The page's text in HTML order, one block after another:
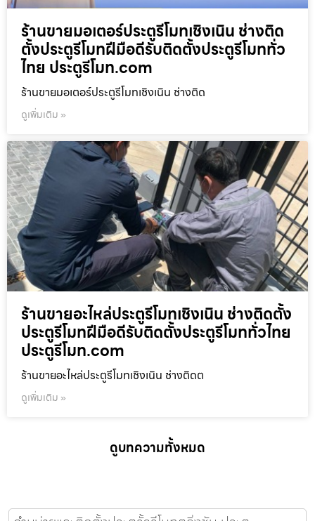
ร้านขายมอเตอร์ประตูรีโมทเชิงเนิน ช่างติด
ตั้งประตูรีโมทฝีมือดีรับติดตั้งประตูรีโมททั่ว
ไทย ประตูรีโมท.com
ร้านขายมอเตอร์ประตูรีโมทเชิงเนิน ช่างติด
ดูเพิ่มเติม »
ร้านขายอะไหล่ประตูรีโมทเชิงเนิน ช่างติดตั้ง
ประตูรีโมทฝีมือดีรับติดตั้งประตูรีโมททั่วไทย
ประตูรีโมท.com
ร้านขายอะไหล่ประตูรีโมทเชิงเนิน ช่างติดต
ดูเพิ่มเติม »
ดูบทความทั้งหมด